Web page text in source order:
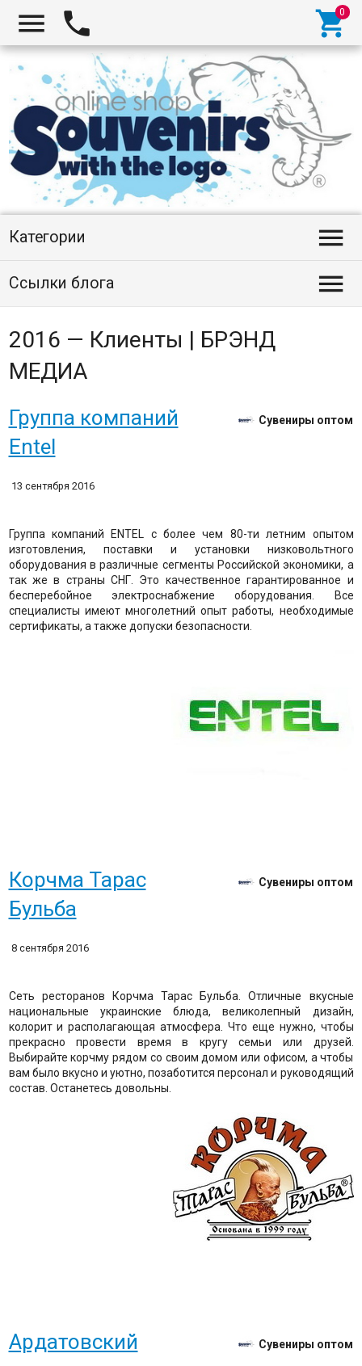
  
Категории 
Ссылки блога 
2016 — Клиенты | БРЭНД
МЕДИА
Группа компаний
Entel
Сувениры оптом
13 сентября 2016
Группа компаний ENTEL с более чем 80-ти летним опытом
изготовления, поставки и установки низковольтного
оборудования в различные сегменты Российской экономики, а
так же в страны СНГ. Это качественное гарантированное и
бесперебойное электроснабжение оборудования. Все
специалисты имеют многолетний опыт работы, необходимые
сертификаты, а также допуски безопасности.
Корчма Тарас
Бульба
Сувениры оптом
8 сентября 2016
Сеть ресторанов Корчма Тарас Бульба. Отличные вкусные
национальные украинские блюда, великолепный дизайн,
колорит и располагающая атмосфера. Что еще нужно, чтобы
прекрасно провести время в кругу семьи или друзей.
Выбирайте корчму рядом со своим домом или офисом, а чтобы
вам было вкусно и уютно, позаботится персонал и руководящий
состав. Останетесь довольны.
Ардатовский Сувениры оптом